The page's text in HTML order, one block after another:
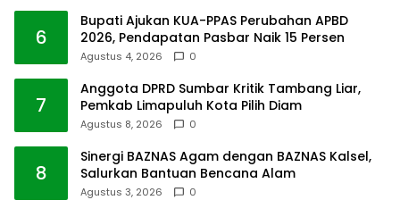
6
Bupati Ajukan KUA-PPAS Perubahan APBD
2026, Pendapatan Pasbar Naik 15 Persen
Agustus 4, 2026 0
7
Anggota DPRD Sumbar Kritik Tambang Liar,
Pemkab Limapuluh Kota Pilih Diam
Agustus 8, 2026 0
8
Sinergi BAZNAS Agam dengan BAZNAS Kalsel,
Salurkan Bantuan Bencana Alam
Agustus 3, 2026 0